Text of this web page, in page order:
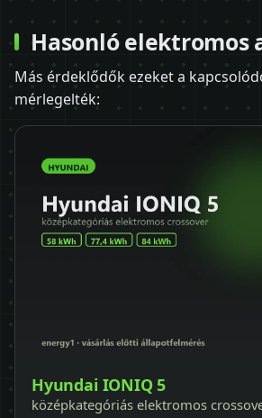
Hasonló elektromos
Más érdeklődők ezeket a
mérlegelték:
Hyundai IONIQ 5
középkategóriás elektromos